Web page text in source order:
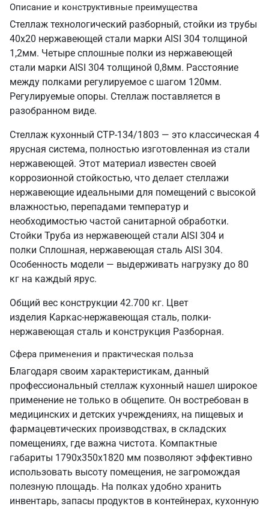
Описание и конструктивные преимущества
Стеллаж технологический разборный, стойки из трубы
40х20 нержавеющей стали марки AISI 304 толщиной
1,2мм. Четыре сплошные полки из нержавеющей
стали марки AISI 304 толщиной 0,8мм. Расстояние
между полками регулируемое с шагом 120мм.
Регулируемые опоры. Стеллаж поставляется в
разобранном виде.
Стеллаж кухонный СТР-134/1803 — это классическая 4
ярусная система, полностью изготовленная из стали
нержавеющей. Этот материал известен своей
коррозионной стойкостью, что делает стеллажи
нержавеющие идеальными для помещений с высокой
влажностью, перепадами температур и
необходимостью частой санитарной обработки.
Стойки Труба из нержавеющей стали AISI 304 и
полки Сплошная, нержавеющая сталь AISI 304.
Особенность модели — выдерживать нагрузку до 80
кг на каждый ярус.
Общий вес конструкции 42.700 кг. Цвет
изделия Каркас-нержавеющая сталь, полки-
нержавеющая сталь и конструкция Разборная.
Сфера применения и практическая польза
Благодаря своим характеристикам, данный
профессиональный стеллаж кухонный нашел широкое
применение не только в общепите. Он востребован в
медицинских и детских учреждениях, на пищевых и
фармацевтических производствах, в складских
помещениях, где важна чистота. Компактные
габариты 1790х350х1820 мм позволяют эффективно
использовать высоту помещения, не загромождая
полезную площадь. На полках удобно хранить
инвентарь, запасы продуктов в контейнерах, кухонную